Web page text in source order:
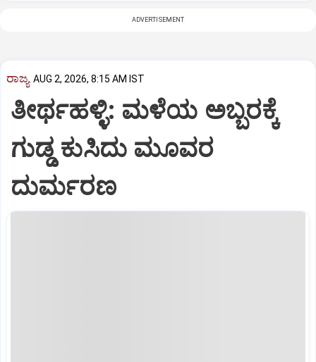
ADVERTISEMENT
ರಾಜ್ಯ AUG 2, 2026, 8:15 AM IST
ತೀರ್ಥಹಳ್ಳಿ: ಮಳೆಯ ಅಬ್ಬರಕ್ಕೆ
ಗುಡ್ಡ ಕುಸಿದು ಮೂವರ
ದುರ್ಮರಣ